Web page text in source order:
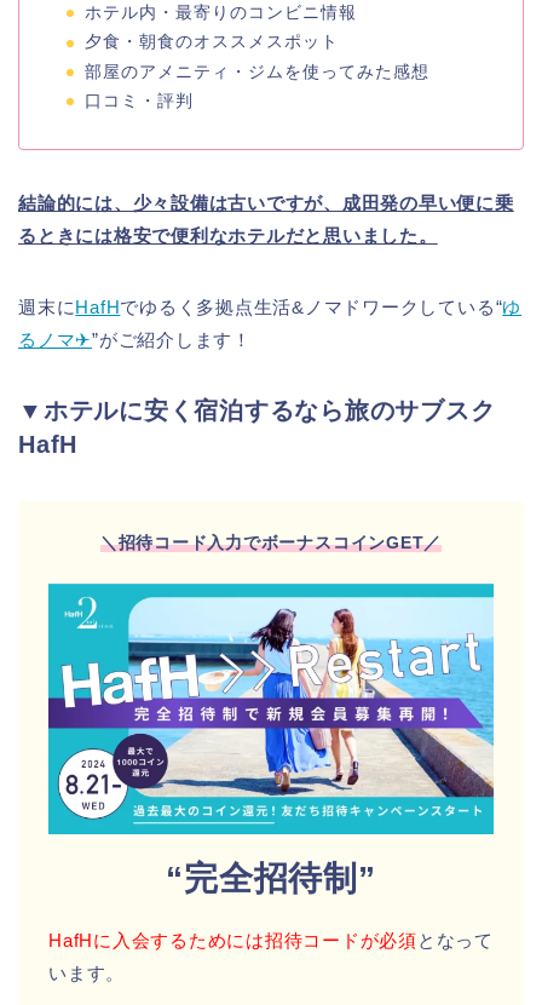
ホテル内・最寄りのコンビニ情報
夕食・朝食のオススメスポット
部屋のアメニティ・ ジムを使ってみた感想
口コミ・評判
結論的には、少々設備は古いですが、成田発の早い便に乗
るときには格安で便利なホテルだと思いました。
週末にHafHでゆるく多拠点生活&ノマドワークしている“ゆ
るノマ✈︎”がご紹介します！
▼ホテルに安く宿泊するなら旅のサブスク
HafH
＼招待コード入力でボーナスコインGET／
“完全招待制”
HafHに入会するためには招待コードが必須となって
います。